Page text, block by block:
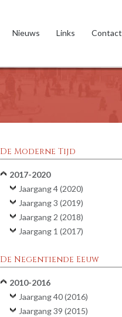
Nieuws Links Contact
De Moderne Tijd
2017-2020
Jaargang 4 (2020)
Jaargang 3 (2019)
Jaargang 2 (2018)
Jaargang 1 (2017)
De Negentiende Eeuw
2010-2016
Jaargang 40 (2016)
Jaargang 39 (2015)